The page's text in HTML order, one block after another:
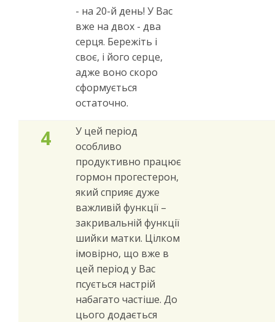
- на 20-й день! У Вас
вже на двох - два
серця. Бережіть і
своє, і його серце,
адже воно скоро
сформується
остаточно.
4
У цей період
особливо
продуктивно працює
гормон прогестерон,
який сприяє дуже
важливій ​​функції –
закривальній функції
шийки матки. Цілком
імовірно, що вже в
цей період у Вас
псується настрій
набагато частіше. До
цього додається